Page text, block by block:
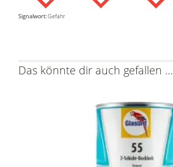
Signalwort:Gefahr
Das könnte dir auch gefallen …